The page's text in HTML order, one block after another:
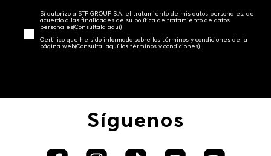
Sí autorizo a STF GROUP S.A. el tratamiento de mis datos personales, de
acuerdo a las finalidades de su política de tratamiento de datos
personales‎(Consúltala aquí)
Certifico que he sido informado sobre los términos y condiciones de la
página web‎(Consúltal aquí los términos y condiciones)
Síguenos